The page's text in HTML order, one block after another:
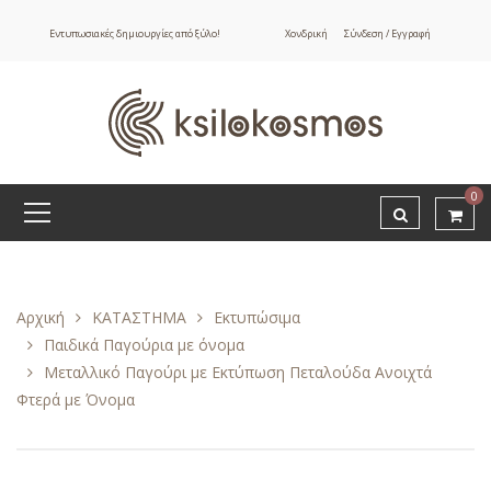
Εντυπωσιακές δημιουργίες από ξύλο! Χονδρική Σύνδεση / Εγγραφή
0
Αρχική ΚΑΤΑΣΤΗΜΑ
Εκτυπώσιμα
Παιδικά Παγούρια με όνομα
Μεταλλικό Παγούρι με Εκτύπωση Πεταλούδα Ανοιχτά
Φτερά με Όνομα